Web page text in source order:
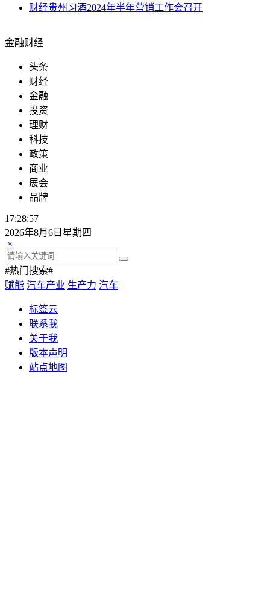
财经贵州习酒2024年半年营销工作会召开
金融财经
头条
财经
金融
投资
理财
科技
政策
商业
展会
品牌
17:28:57
2026年8月6日星期四
×
#热门搜索#
赋能 汽车产业 生产力 汽车
标签云
联系我
关于我
版本声明
站点地图